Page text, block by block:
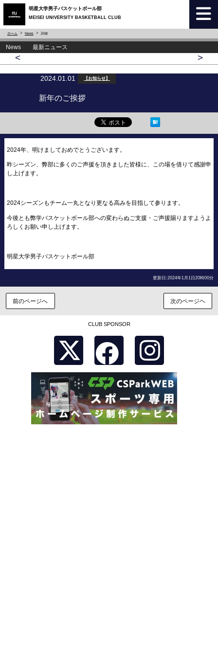
明星大学男子バスケットボール部
MEISEI UNIVERSITY BASKETBALL CLUB
ホーム News 詳細
News 最新ニュース
< >
2024.01.01 【お知らせ】
新年のご挨拶
2024年、明けましておめでとうございます。
昨シーズン、弊部に多くのご声援を頂きました皆様に、この場を借りて感謝申
し上げます。
2024シーズンもチーム一丸となり更なる高みを目指して参ります。
今後とも弊学バスケットボール部への変わらぬご支援・ご声援賜りますようよ
ろしくお願い申し上げます。
明星大学男子バスケットボール部
更新日:2024年1月1日20時00分
前のページへ 次のページヘ
CLUB SPONSOR